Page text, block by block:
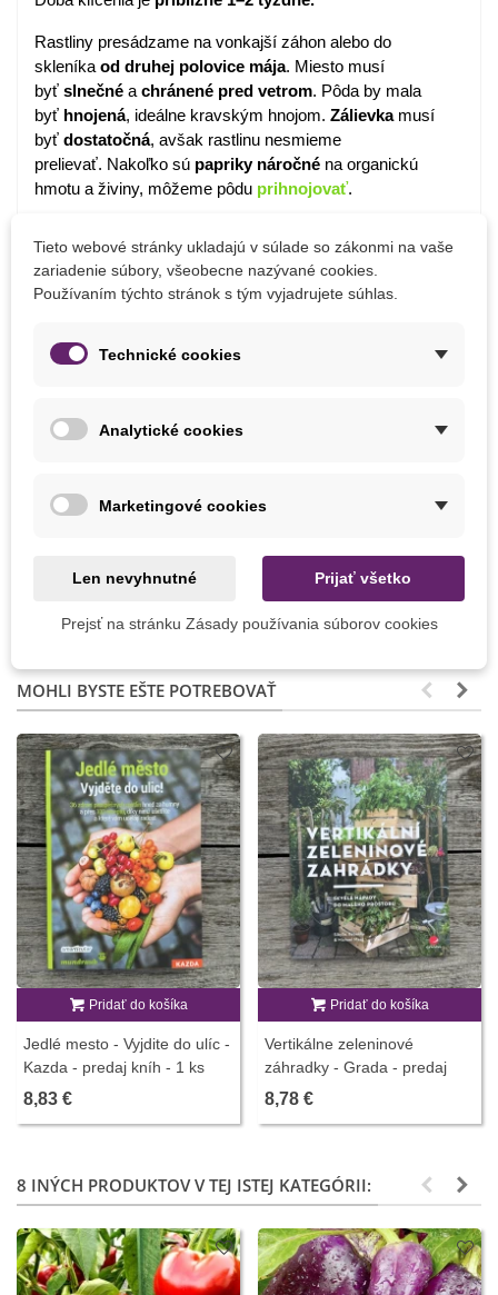
Rastliny presádzame na vonkajší záhon alebo do
skleníka od druhej polovice mája. Miesto musí
byť slnečné a chránené pred vetrom. Pôda by mala
byť hnojená, ideálne kravským hnojom. Zálievkamusí
byť dostatočná, avšak rastlinu nesmieme
prelievať. Nakoľko sú papriky náročné na organickú
hmotu a živiny, môžeme pôdu prihnojovať.
2 týždnena chladnommieste pri teplote12–14 °C.
Výsev
Výrobca SemenaOnline
Čierna
Odroda Nehybridné
MOHLI BYSTE EŠTE POTREBOVAŤ
Pridať do košíka
Jedlé mesto - Vyjdite do ulíc -
Kazda - predaj kníh - 1 ks
8,83 €
Pridať do košíka
Vertikálne zeleninové
záhradky - Grada - predaj
kníh - 1 ks
8,78 €
8 INÝCH PRODUKTOV V TEJ ISTEJ KATEGÓRII:
Tieto webové stránky ukladajú v súlade so zákonmi na vaše
zariadenie súbory, všeobecne nazývané cookies.
Používaním týchto stránok s tým vyjadrujete súhlas.
Technické cookies
Analytické cookies
Marketingové cookies
Len nevyhnutné Prijať všetko
Prejsť na stránku Zásady používania súborov cookies